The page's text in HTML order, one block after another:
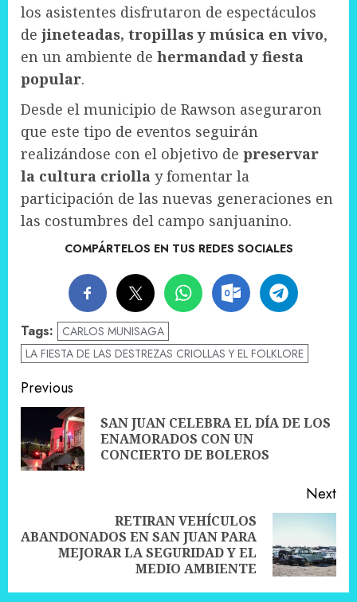
los asistentes disfrutaron de espectáculos
de jineteadas, tropillas y música en vivo,
en un ambiente de hermandad y fiesta
popular.
Desde el municipio de Rawson aseguraron
que este tipo de eventos seguirán
realizándose con el objetivo de preservar
la cultura criolla y fomentar la
participación de las nuevas generaciones en
las costumbres del campo sanjuanino.
COMPÁRTELOS EN TUS REDES SOCIALES
Tags:
CARLOS MUNISAGA
LA FIESTA DE LAS DESTREZAS CRIOLLAS Y EL FOLKLORE
Post
navigation
Previous
SAN JUAN CELEBRA EL DÍA DE LOS
ENAMORADOS CON UN
CONCIERTO DE BOLEROS
Next
Next
RETIRAN VEHÍCULOS
ABANDONADOS EN SAN JUAN PARA
MEJORAR LA SEGURIDAD Y EL
MEDIO AMBIENTE